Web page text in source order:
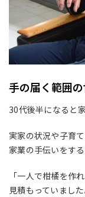
手の届く範囲
30代後半になると
実家の状況や子育
家業の手伝いをする
「一人で柑橘を作
見積もっていまし